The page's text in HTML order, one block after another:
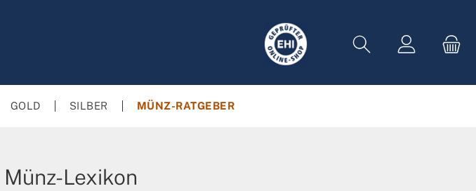
GOLD SILBER MÜNZ-RATGEBER
Münz-Lexikon